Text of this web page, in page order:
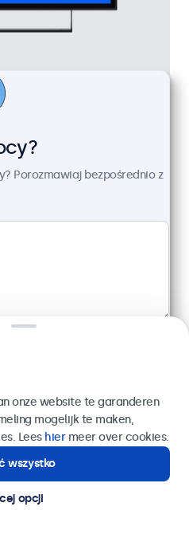
Metalowy
Full HD
C, VGA
ścienny
Porozmawiaj bezpośrednio z
22 397 04 43
onze website te garanderen
mogelijk te maken,
Lees hiermeer over cookies.
wszystko
opcji